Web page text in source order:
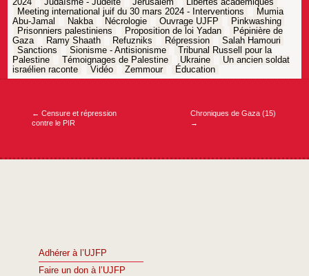
2024
Judaïsme - Judéité Jérusalem
Libertés académiques
Meeting international juif du 30 mars 2024 - Interventions
Mumia
Abu-Jamal
Nakba Nécrologie Ouvrage UJFP
Pinkwashing
Prisonniers palestiniens
Proposition de loi Yadan
Pépinière de
Gaza
Ramy Shaath Refuzniks Répression
Salah Hamouri
Sanctions
Sionisme - Antisionisme
Tribunal Russell pour la
Palestine
Témoignages de Palestine Ukraine
Un ancien soldat
israélien raconte
Vidéo Zemmour Éducation
Navigation
← Censure et répression
contre le PIR
Chroniques de Gaza (15)
→
Adhérer à l’UJFP
Faire un don à l’UJFP